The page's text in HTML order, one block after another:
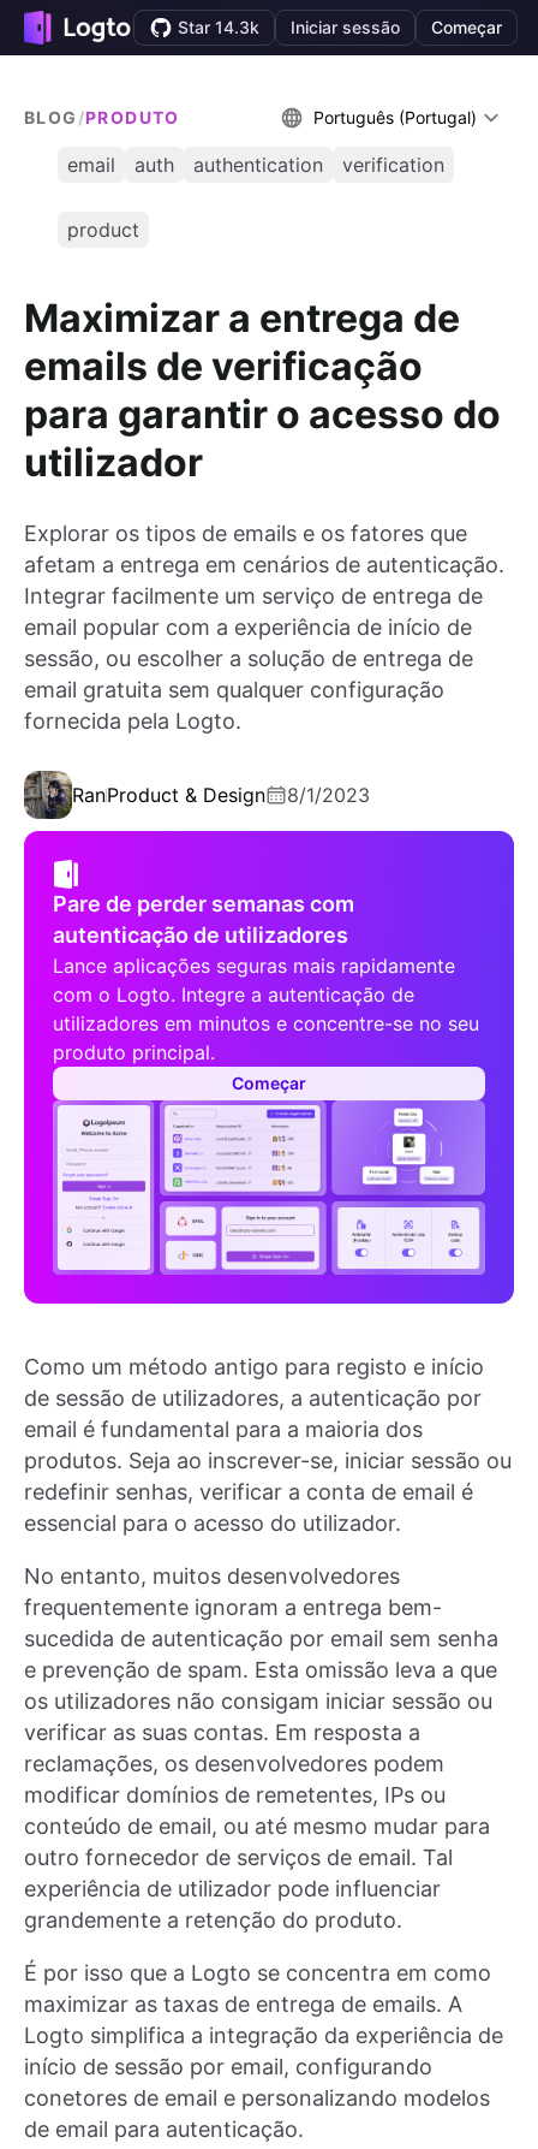
Star 14.3k Iniciar sessão Começar
BLOG /PRODUTO Português (Portugal)
email auth authentication verification
product
Maximizar a entrega de
emails de verificação
para garantir o acesso do
utilizador
Explorar os tipos de emails e os fatores que
afetam a entrega em cenários de autenticação.
Integrar facilmente um serviço de entrega de
email popular com a experiência de início de
sessão, ou escolher a solução de entrega de
email gratuita sem qualquer configuração
fornecida pela Logto.
RanProduct & Design 8/1/2023
Pare de perder semanas com
autenticação de utilizadores
Lance aplicações seguras mais rapidamente
com o Logto. Integre a autenticação de
utilizadores em minutos e concentre-se no seu
produto principal.
Começar
Como um método antigo para registo e início
de sessão de utilizadores, a autenticação por
email é fundamental para a maioria dos
produtos. Seja ao inscrever-se, iniciar sessão ou
redefinir senhas, verificar a conta de email é
essencial para o acesso do utilizador.
No entanto, muitos desenvolvedores
frequentemente ignoram a entrega bem-
sucedida de autenticação por email sem senha
e prevenção de spam. Esta omissão leva a que
os utilizadores não consigam iniciar sessão ou
verificar as suas contas. Em resposta a
reclamações, os desenvolvedores podem
modificar domínios de remetentes, IPs ou
conteúdo de email, ou até mesmo mudar para
outro fornecedor de serviços de email. Tal
experiência de utilizador pode influenciar
grandemente a retenção do produto.
É por isso que a Logto se concentra em como
maximizar as taxas de entrega de emails. A
Logto simplifica a integração da experiência de
início de sessão por email, configurando
conetores de email e personalizando modelos
de email para autenticação.